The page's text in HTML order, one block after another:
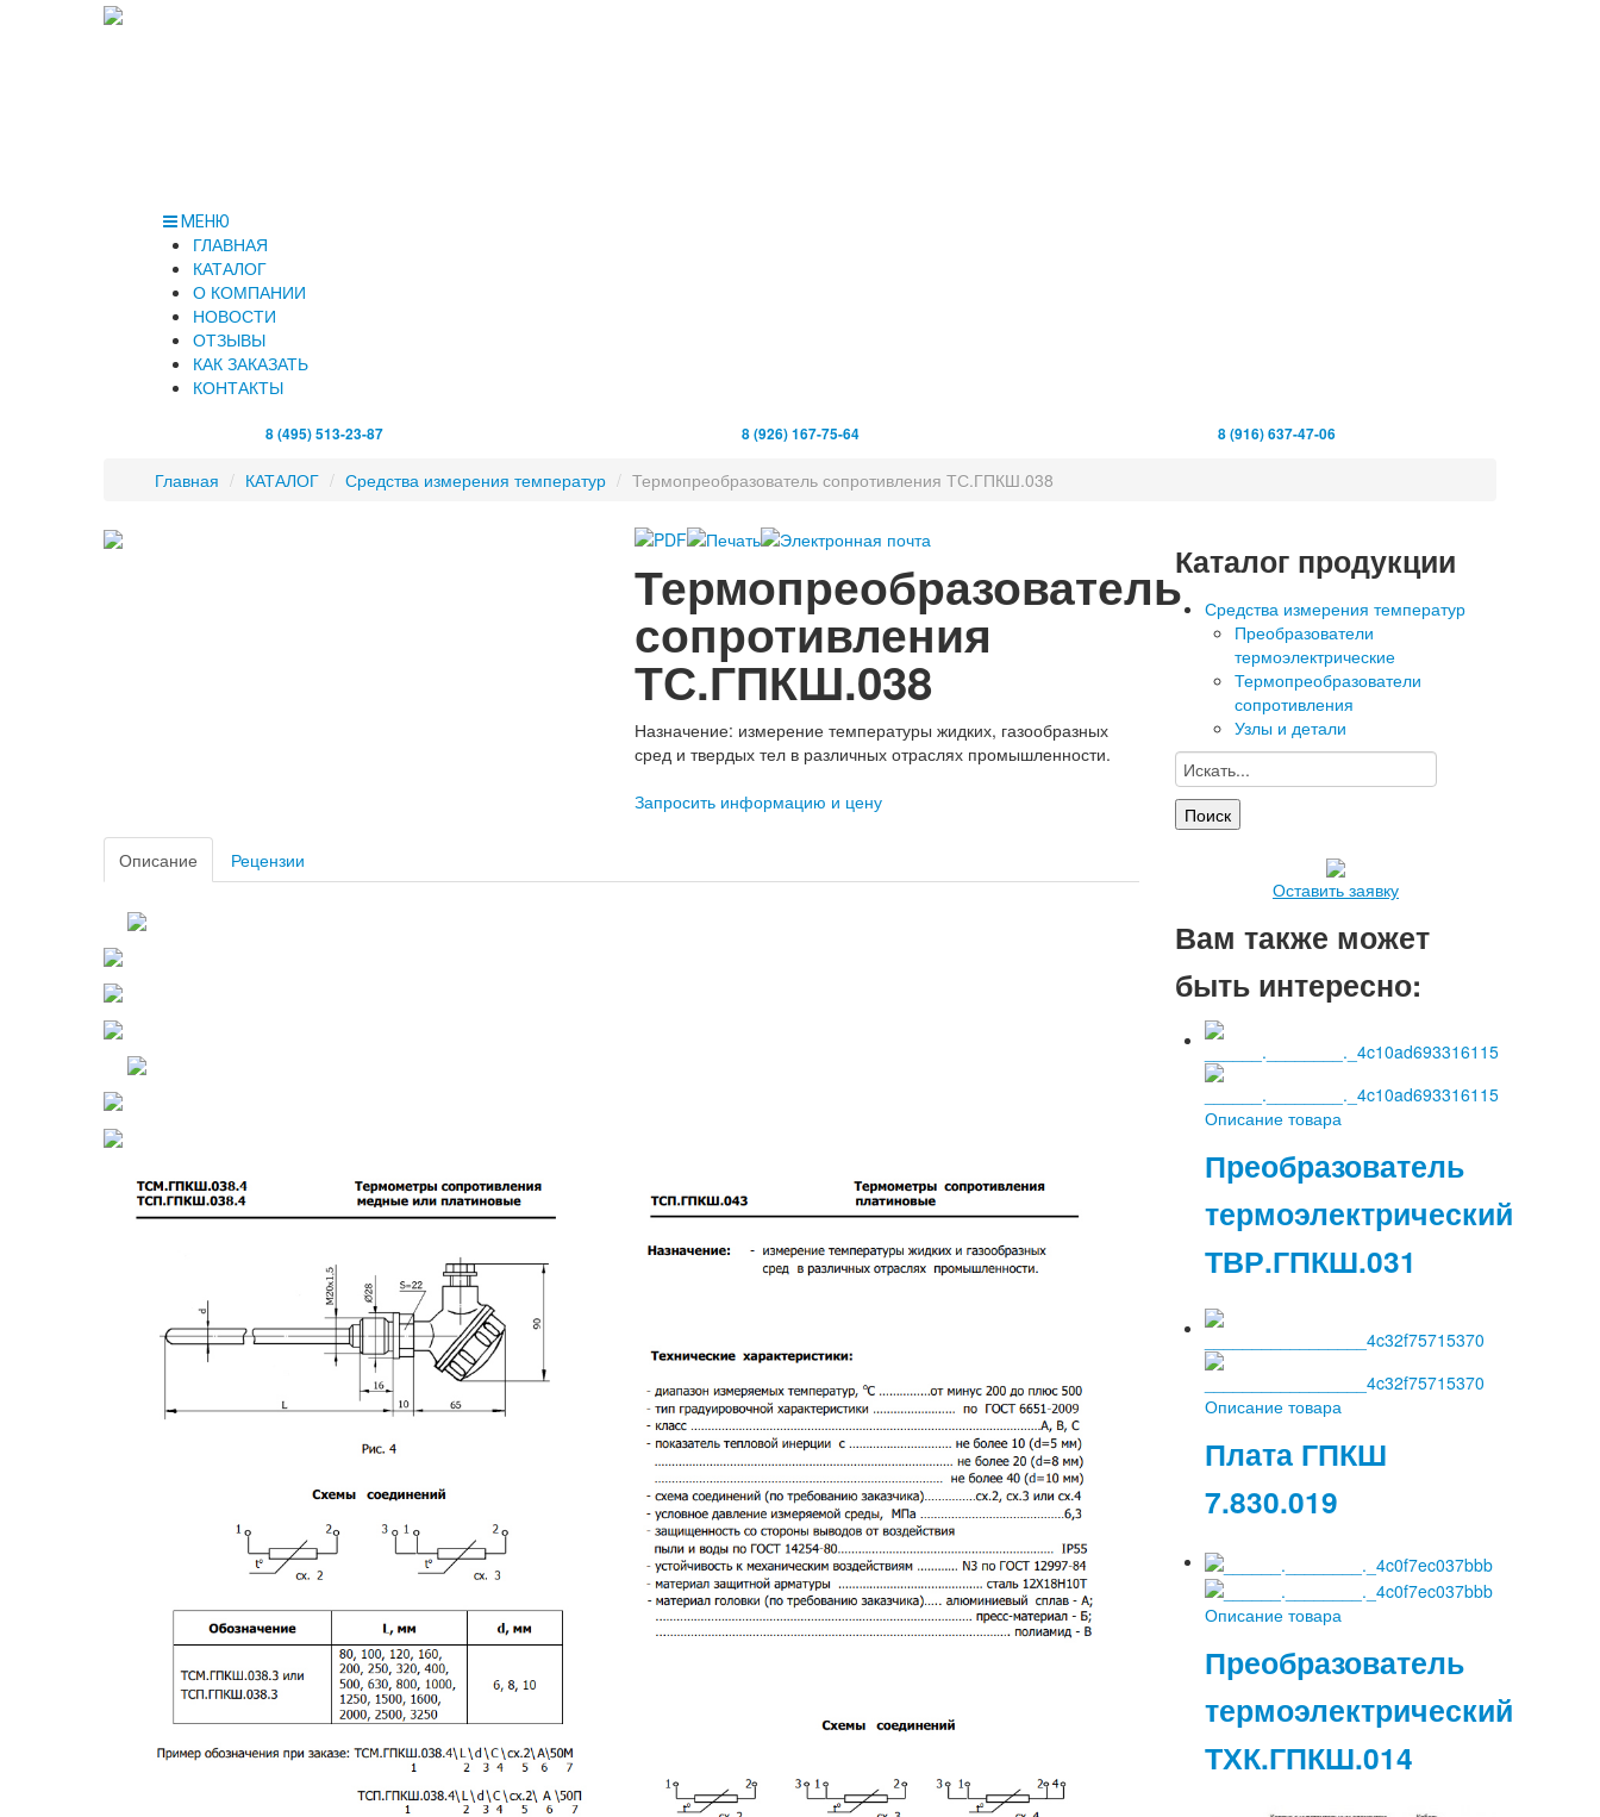
МЕНЮ
ГЛАВНАЯ
КАТАЛОГ
О КОМПАНИИ
НОВОСТИ
ОТЗЫВЫ
КАК ЗАКАЗАТЬ
КОНТАКТЫ
8 (495) 513-23-87 8 (926) 167-75-64 8 (916) 637-47-06
Главная / КАТАЛОГ / Средства измерения температур / Термопреобразователь сопротивления ТС.ГПКШ.038
Термопреобразователь
сопротивления
ТС.ГПКШ.038
Назначение: измерение температуры жидких, газообразных
сред и твердых тел в различных отраслях промышленности.
Запросить информацию и цену
Описание Рецензии
Каталог продукции
Средства измерения температур
Преобразователи
термоэлектрические
Термопреобразователи
сопротивления
Узлы и детали
Оставить заявку
Вам также может
быть интересно:
Описание товара
Преобразователь
термоэлектрический
ТВР.ГПКШ.031
Описание товара
Плата ГПКШ
7.830.019
Описание товара
Преобразователь
термоэлектрический
ТХК.ГПКШ.014